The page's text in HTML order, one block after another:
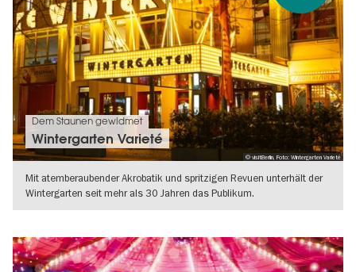
© visitBerlin, Foto: Wintergarten Varieté
Dem Staunen gewidmet
Wintergarten Varieté
Mit atemberaubender Akrobatik und spritzigen Revuen unterhält der
Wintergarten seit mehr als 30 Jahren das Publikum.